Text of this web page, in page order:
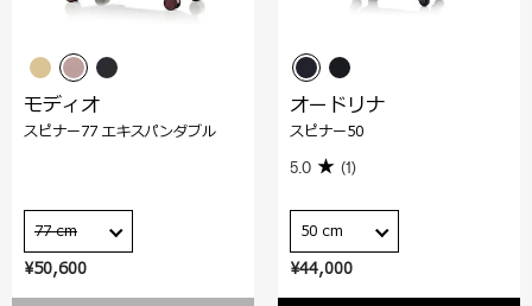
¥50,600
モディオ
スピナー77 エキスパンダブル
77 cm
¥44,000
オードリナ
スピナー50
5.0 (1)
50 cm